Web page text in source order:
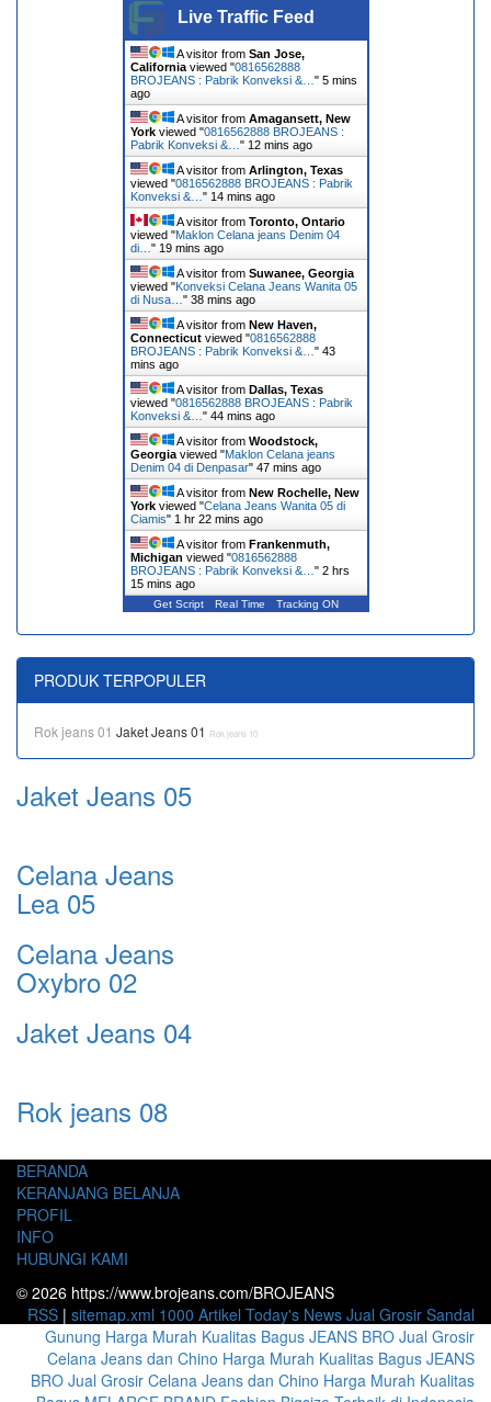
Live Traffic Feed
A visitor from San Jose,
Californiaviewed "0816562888
BROJEANS : Pabrik Konveksi &… " 5 mins
ago
A visitor from Amagansett, New
Yorkviewed "0816562888 BROJEANS :
Pabrik Konveksi &… " 12 mins ago
A visitor from Arlington, Texas
viewed "0816562888 BROJEANS : Pabrik
Konveksi &… " 14 mins ago
A visitor from Toronto, Ontario
viewed "Maklon Celana jeans Denim 04
di… " 19 mins ago
A visitor from Suwanee, Georgia
viewed "Konveksi Celana Jeans Wanita 05
di Nusa… " 38 mins ago
A visitor from New Haven,
Connecticutviewed "0816562888
BROJEANS : Pabrik Konveksi &… " 43
mins ago
A visitor from Dallas, Texas
viewed "0816562888 BROJEANS : Pabrik
Konveksi &… " 44 mins ago
A visitor from Woodstock,
Georgiaviewed "Maklon Celana jeans
Denim 04 di Denpasar" 47 mins ago
A visitor from New Rochelle, New
Yorkviewed "Celana Jeans Wanita 05 di
Ciamis" 1 hr 22 mins ago
A visitor from Frankenmuth,
Michigan viewed "0816562888
BROJEANS : Pabrik Konveksi &… " 2 hrs
15 mins ago
Get Script Real Time Tracking ON
PRODUK TERPOPULER
Rok jeans 01 Jaket Jeans 01 Rok jeans 10
Jaket Jeans 05
Celana Jeans
Lea 05
Celana Jeans
Oxybro 02
Jaket Jeans 04
Rok jeans 08
BERANDA
KERANJANG BELANJA
PROFIL
INFO
HUBUNGI KAMI
© 2026 https://www.brojeans.com/BROJEANS
RSS | sitemap.xml 1000 Artikel Today's News Jual Grosir Sandal
Gunung Harga Murah Kualitas Bagus JEANS BRO Jual Grosir
Celana Jeans dan Chino Harga Murah Kualitas Bagus JEANS
BRO Jual Grosir Celana Jeans dan Chino Harga Murah Kualitas